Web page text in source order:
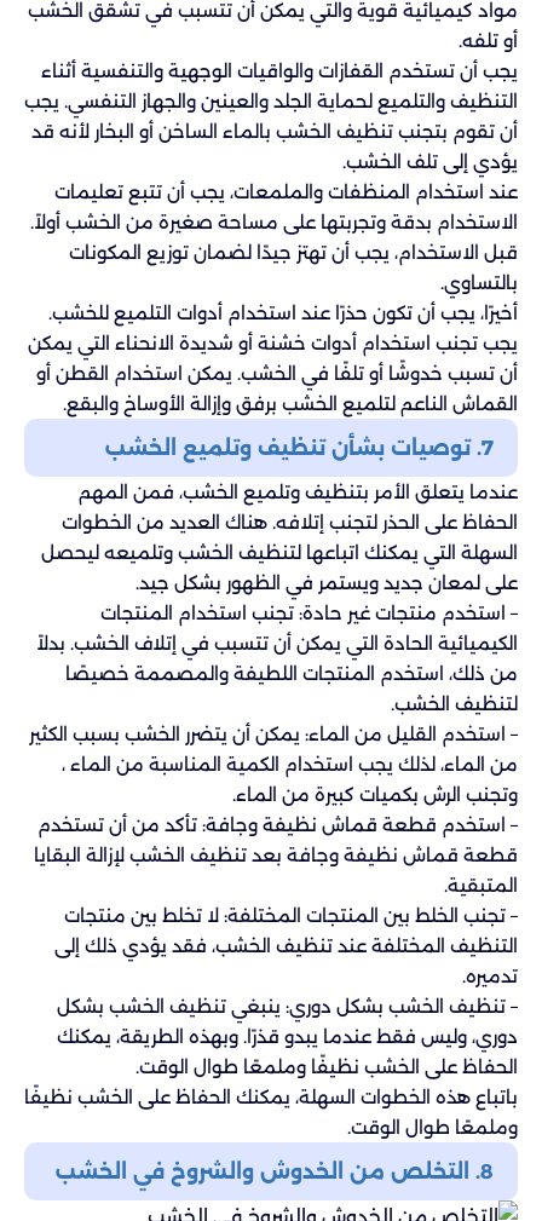
مواد كيميائية قوية والتي يمكن أن تتسبب في تشقق الخشب
أو تلفه.
يجب أن تستخدم القفازات والواقيات الوجهية والتنفسية أثناء
التنظيف والتلميع لحماية الجلد والعينين والجهاز التنفسي. يجب
أن تقوم بتجنب تنظيف الخشب بالماء الساخن أو البخار لأنه قد
يؤدي إلى تلف الخشب.
عند استخدام المنظفات والملمعات، يجب أن تتبع تعليمات
الاستخدام بدقة وتجربتها على مساحة صغيرة من الخشب أولاً.
قبل الاستخدام، يجب أن تهتز جيدًا لضمان توزيع المكونات
بالتساوي.
أخيرًا، يجب أن تكون حذرًا عند استخدام أدوات التلميع للخشب.
يجب تجنب استخدام أدوات خشنة أو شديدة الانحناء التي يمكن
أن تسبب خدوشًا أو تلفًا في الخشب. يمكن استخدام القطن أو
القماش الناعم لتلميع الخشب برفق وإزالة الأوساخ والبقع.
7. توصيات بشأن تنظيف وتلميع الخشب
عندما يتعلق الأمر بتنظيف وتلميع الخشب، فمن المهم
الحفاظ على الحذر لتجنب إتلافه. هناك العديد من الخطوات
السهلة التي يمكنك اتباعها لتنظيف الخشب وتلميعه ليحصل
على لمعان جديد ويستمر في الظهور بشكل جيد.
– استخدم منتجات غير حادة: تجنب استخدام المنتجات
الكيميائية الحادة التي يمكن أن تتسبب في إتلاف الخشب. بدلاً
من ذلك، استخدم المنتجات اللطيفة والمصممة خصيصًا
لتنظيف الخشب.
– استخدم القليل من الماء: يمكن أن يتضرر الخشب بسبب الكثير
من الماء، لذلك يجب استخدام الكمية المناسبة من الماء ،
وتجنب الرش بكميات كبيرة من الماء.
– استخدم قطعة قماش نظيفة وجافة: تأكد من أن تستخدم
قطعة قماش نظيفة وجافة بعد تنظيف الخشب لإزالة البقايا
المتبقية.
– تجنب الخلط بين المنتجات المختلفة: لا تخلط بين منتجات
التنظيف المختلفة عند تنظيف الخشب، فقد يؤدي ذلك إلى
تدميره.
– تنظيف الخشب بشكل دوري: ينبغي تنظيف الخشب بشكل
دوري، وليس فقط عندما يبدو قذرًا. وبهذه الطريقة، يمكنك
الحفاظ على الخشب نظيفًا وملمعًا طوال الوقت.
باتباع هذه الخطوات السهلة، يمكنك الحفاظ على الخشب نظيفًا
وملمعًا طوال الوقت.
8. التخلص من الخدوش والشروخ في الخشب